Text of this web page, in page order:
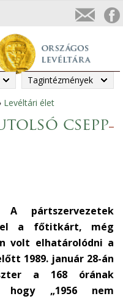
Tagintézmények
Levéltári élet
csepp
pártszervezetek
el a főtitkárt, még
volt elhatárolódni a
1989. január 28-án
a 168 órának
hogy „1956 nem